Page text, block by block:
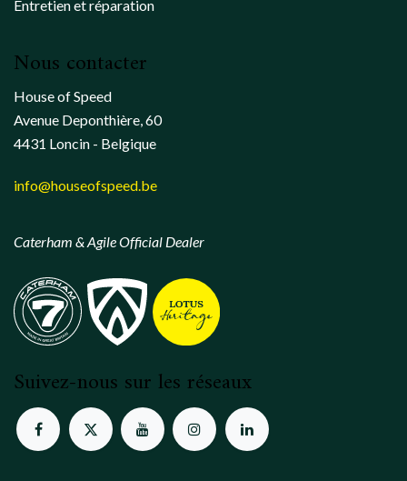
Entretien et réparation
Nous contacter
House of Speed
Avenue Deponthière, 60
4431 Loncin - Belgique
info@houseofspeed.be
Caterham & Agile Official Dealer
Suivez-nous sur les réseaux